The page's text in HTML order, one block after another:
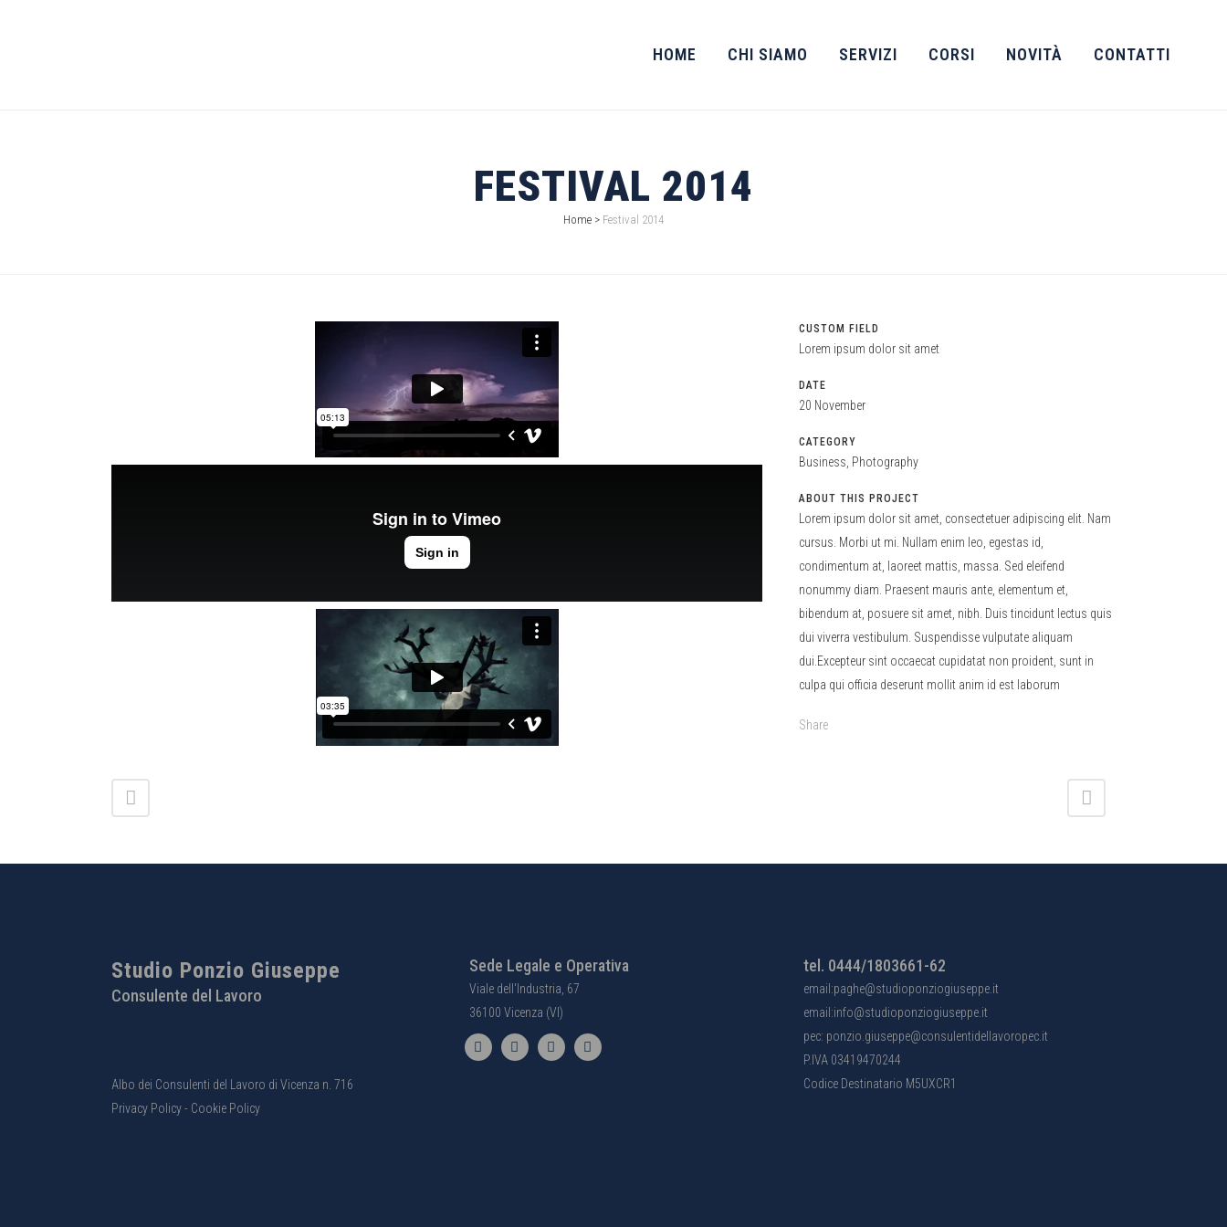
HOME CHI SIAMO SERVIZI CORSI NOVITÀ CONTATTI
FESTIVAL 2014
Home > Festival 2014
CUSTOM FIELD
Lorem ipsum dolor sit amet
DATE
20 November
CATEGORY
Business, Photography
ABOUT THIS PROJECT
Lorem ipsum dolor sit amet, consectetuer adipiscing elit. Nam
cursus. Morbi ut mi. Nullam enim leo, egestas id,
condimentum at, laoreet mattis, massa. Sed eleifend
nonummy diam. Praesent mauris ante, elementum et,
bibendum at, posuere sit amet, nibh. Duis tincidunt lectus quis
dui viverra vestibulum. Suspendisse vulputate aliquam
dui.Excepteur sint occaecat cupidatat non proident, sunt in
culpa qui officia deserunt mollit anim id est laborum
Share
Studio Ponzio Giuseppe
Consulente del Lavoro
Albo dei Consulenti del Lavoro di Vicenza n. 716
Privacy Policy- Cookie Policy
Sede Legale e Operativa
Viale dell'Industria, 67
36100 Vicenza (VI)
tel. 0444/1803661-62
email:paghe@studioponziogiuseppe.it
email:info@studioponziogiuseppe.it
pec: ponzio.giuseppe@consulentidellavoropec.it
P.IVA 03419470244
Codice Destinatario M5UXCR1